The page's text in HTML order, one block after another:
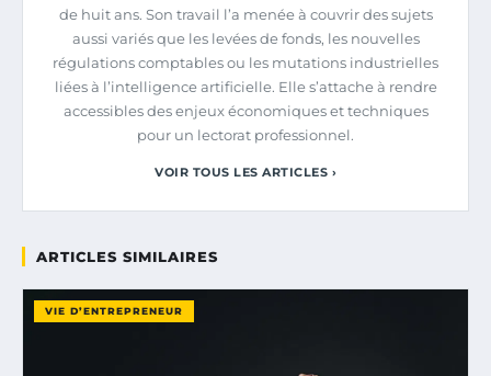
de huit ans. Son travail l’a menée à couvrir des sujets
aussi variés que les levées de fonds, les nouvelles
régulations comptables ou les mutations industrielles
liées à l’intelligence artificielle. Elle s’attache à rendre
accessibles des enjeux économiques et techniques
pour un lectorat professionnel.
VOIR TOUS LES ARTICLES ›
ARTICLES SIMILAIRES
VIE D’ENTREPRENEUR